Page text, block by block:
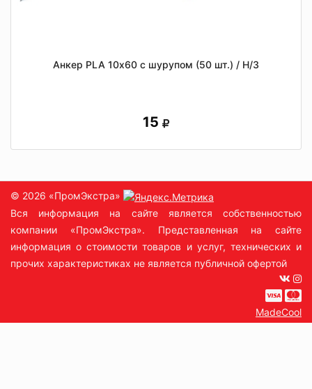
Анкер PLA 10х60 с шурупом (50 шт.) / Н/З
15
© 2026 «ПромЭкстра»
Вся информация на сайте является собственностью
компании «ПромЭкстра». Представленная на сайте
информация о стоимости товаров и услуг, технических и
прочих характеристиках не является публичной офертой
MadeCool